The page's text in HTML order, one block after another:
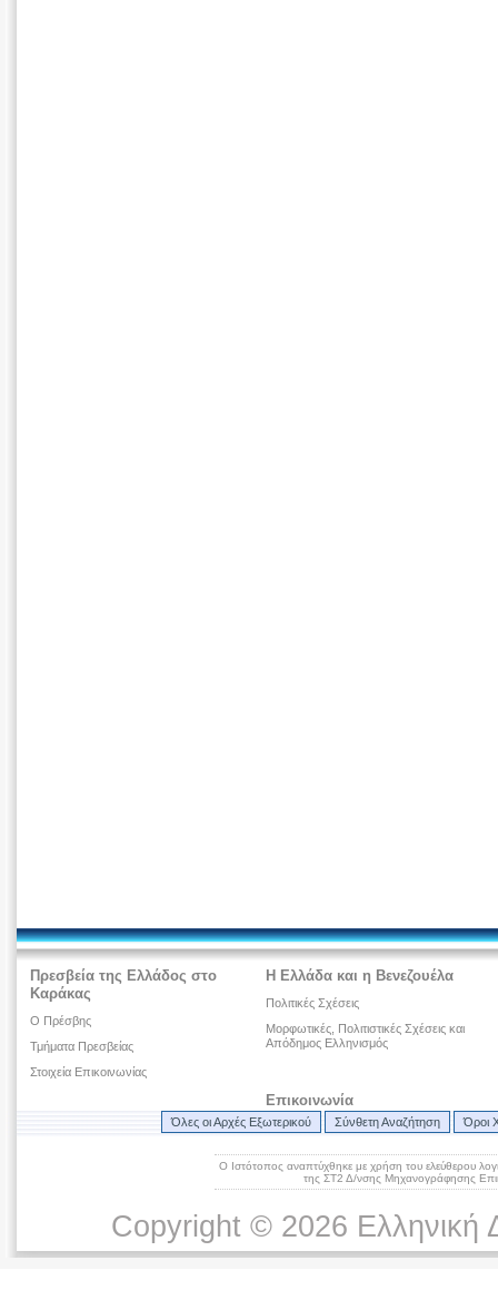
Πρεσβεία της Ελλάδος στο
Καράκας
Ο Πρέσβης
Τμήματα Πρεσβείας
Στοιχεία Επικοινωνίας
Η Ελλάδα και η Βενεζουέλα
Πολιτικές Σχέσεις
Μορφωτικές, Πολιτιστικές Σχέσεις και
Απόδημος Ελληνισμός
Επικοινωνία
Όλες οι Αρχές Εξωτερικού Σύνθετη Αναζήτηση Όροι
Ο Ιστότοπος αναπτύχθηκε με χρήση του ελεύθερου
της ΣΤ2 Δ/νσης Μηχανογράφησης
Copyright © 2026